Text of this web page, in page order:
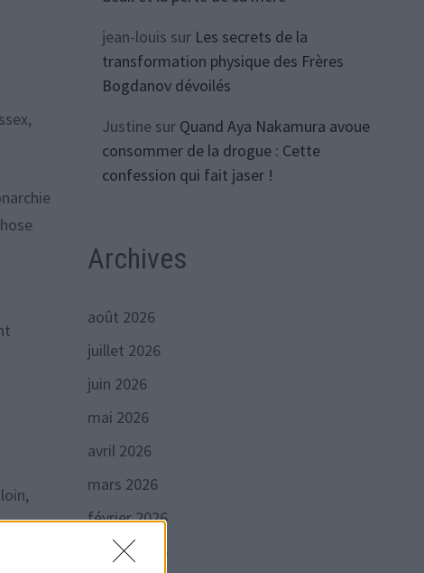
jean-louis sur Les secrets de la
transformation physique des Frères
Bogdanov dévoilés
Justinesur Quand Aya Nakamura avoue
consommer de la drogue : Cette
confession qui fait jaser !
Archives
août 2026
juillet 2026
juin 2026
mai 2026
avril 2026
mars 2026
février 2026
janvier 2026